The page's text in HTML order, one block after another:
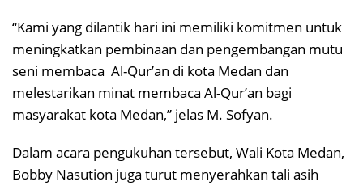
“Kami yang dilantik hari ini memiliki komitmen untuk
meningkatkan pembinaan dan pengembangan mutu
seni membaca Al-Qur’an di kota Medan dan
melestarikan minat membaca Al-Qur’an bagi
masyarakat kota Medan,” jelas M. Sofyan.
Dalam acara pengukuhan tersebut, Wali Kota Medan,
Bobby Nasution juga turut menyerahkan tali asih